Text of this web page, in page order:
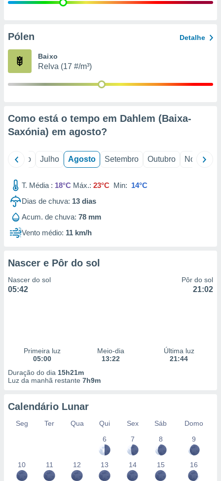
e
de
Pólen Detalhe
Baixo
Relva (17 #/m³)
Como está o tempo em Dahlem (Baixa-
Saxónia) em agosto?
Junho Julho Agosto Setembro Outubro Novembro
T. Média : 18°C Máx.: 23°C Min: 14°C
Dias de chuva: 13 dias
Acum. de chuva: 78 mm
Vento médio: 11 km/h
Nascer e Pôr do sol
Nascer do sol
05:42
Pôr do sol
21:02
Primeira luz
05:00
Meio-dia
13:22
Última luz
21:44
Duração do dia 15h21m
Luz da manhã restante 7h9m
Calendário Lunar
Seg Ter Qua Qui Sex Sáb
Domo
6
7 8 9
10 11 12 13 14 15 16